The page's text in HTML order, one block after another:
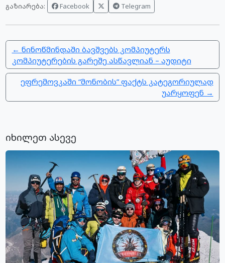
გაზიარება: Facebook Telegram
← ნინოწმინდაში ბავშვებს კომპიუტერს
კომპიუტერების გარეშე ასწავლიან – აუდიტი
ეფრემოვკაში “მონობის” ფაქტს კატეგორიულად
უარყოფენ →
იხილეთ ასევე